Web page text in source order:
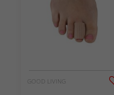
GOOD LIVING